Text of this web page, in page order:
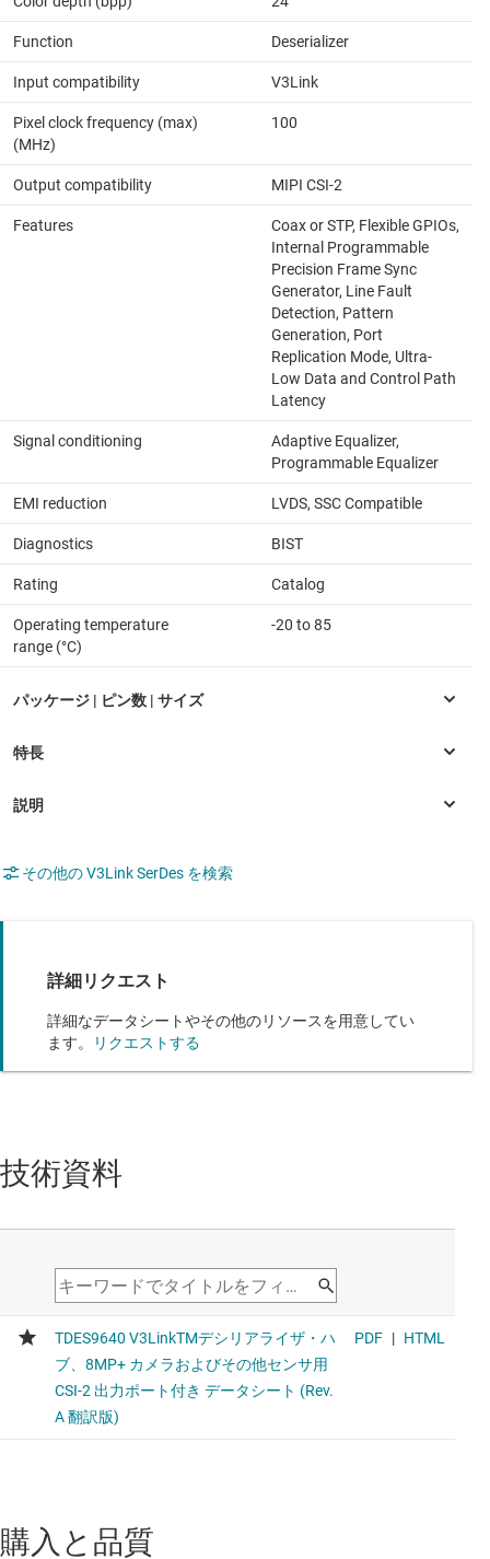
Function Deserializer
Input compatibility V3Link
Pixel clock frequency (max)
(MHz)
100
Output compatibility MIPI CSI-2
Features
Coax or STP, Flexible GPIOs,
Internal Programmable
Precision Frame Sync
Generator, Line Fault
Detection, Pattern
Generation, Port
Replication Mode, Ultra-
Low Data and Control Path
Latency
Signal conditioning
Adaptive Equalizer,
Programmable Equalizer
EMI reduction LVDS, SSC Compatible
Diagnostics BIST
Rating Catalog
Operating temperature
range (°C)
-20 to 85
その他の V3Link SerDes を検索
詳細リクエスト
詳細なデータシートやその他のリソースを用意してい
ます。
リクエストする
技術資料
購入と品質